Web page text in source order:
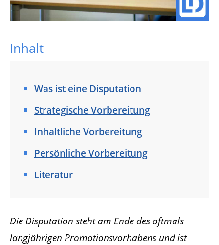
Inhalt
Was ist eine Disputation
Strategische Vorbereitung
Inhaltliche Vorbereitung
Persönliche Vorbereitung
Literatur
Die Disputation steht am Ende des oftmals
langjährigen Promotionsvorhabens und ist